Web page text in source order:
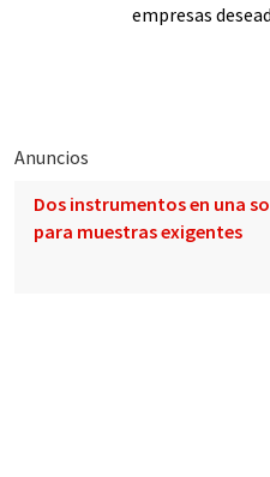
empresas
Anuncios
Dos instrumentos en una
para muestras exigentes